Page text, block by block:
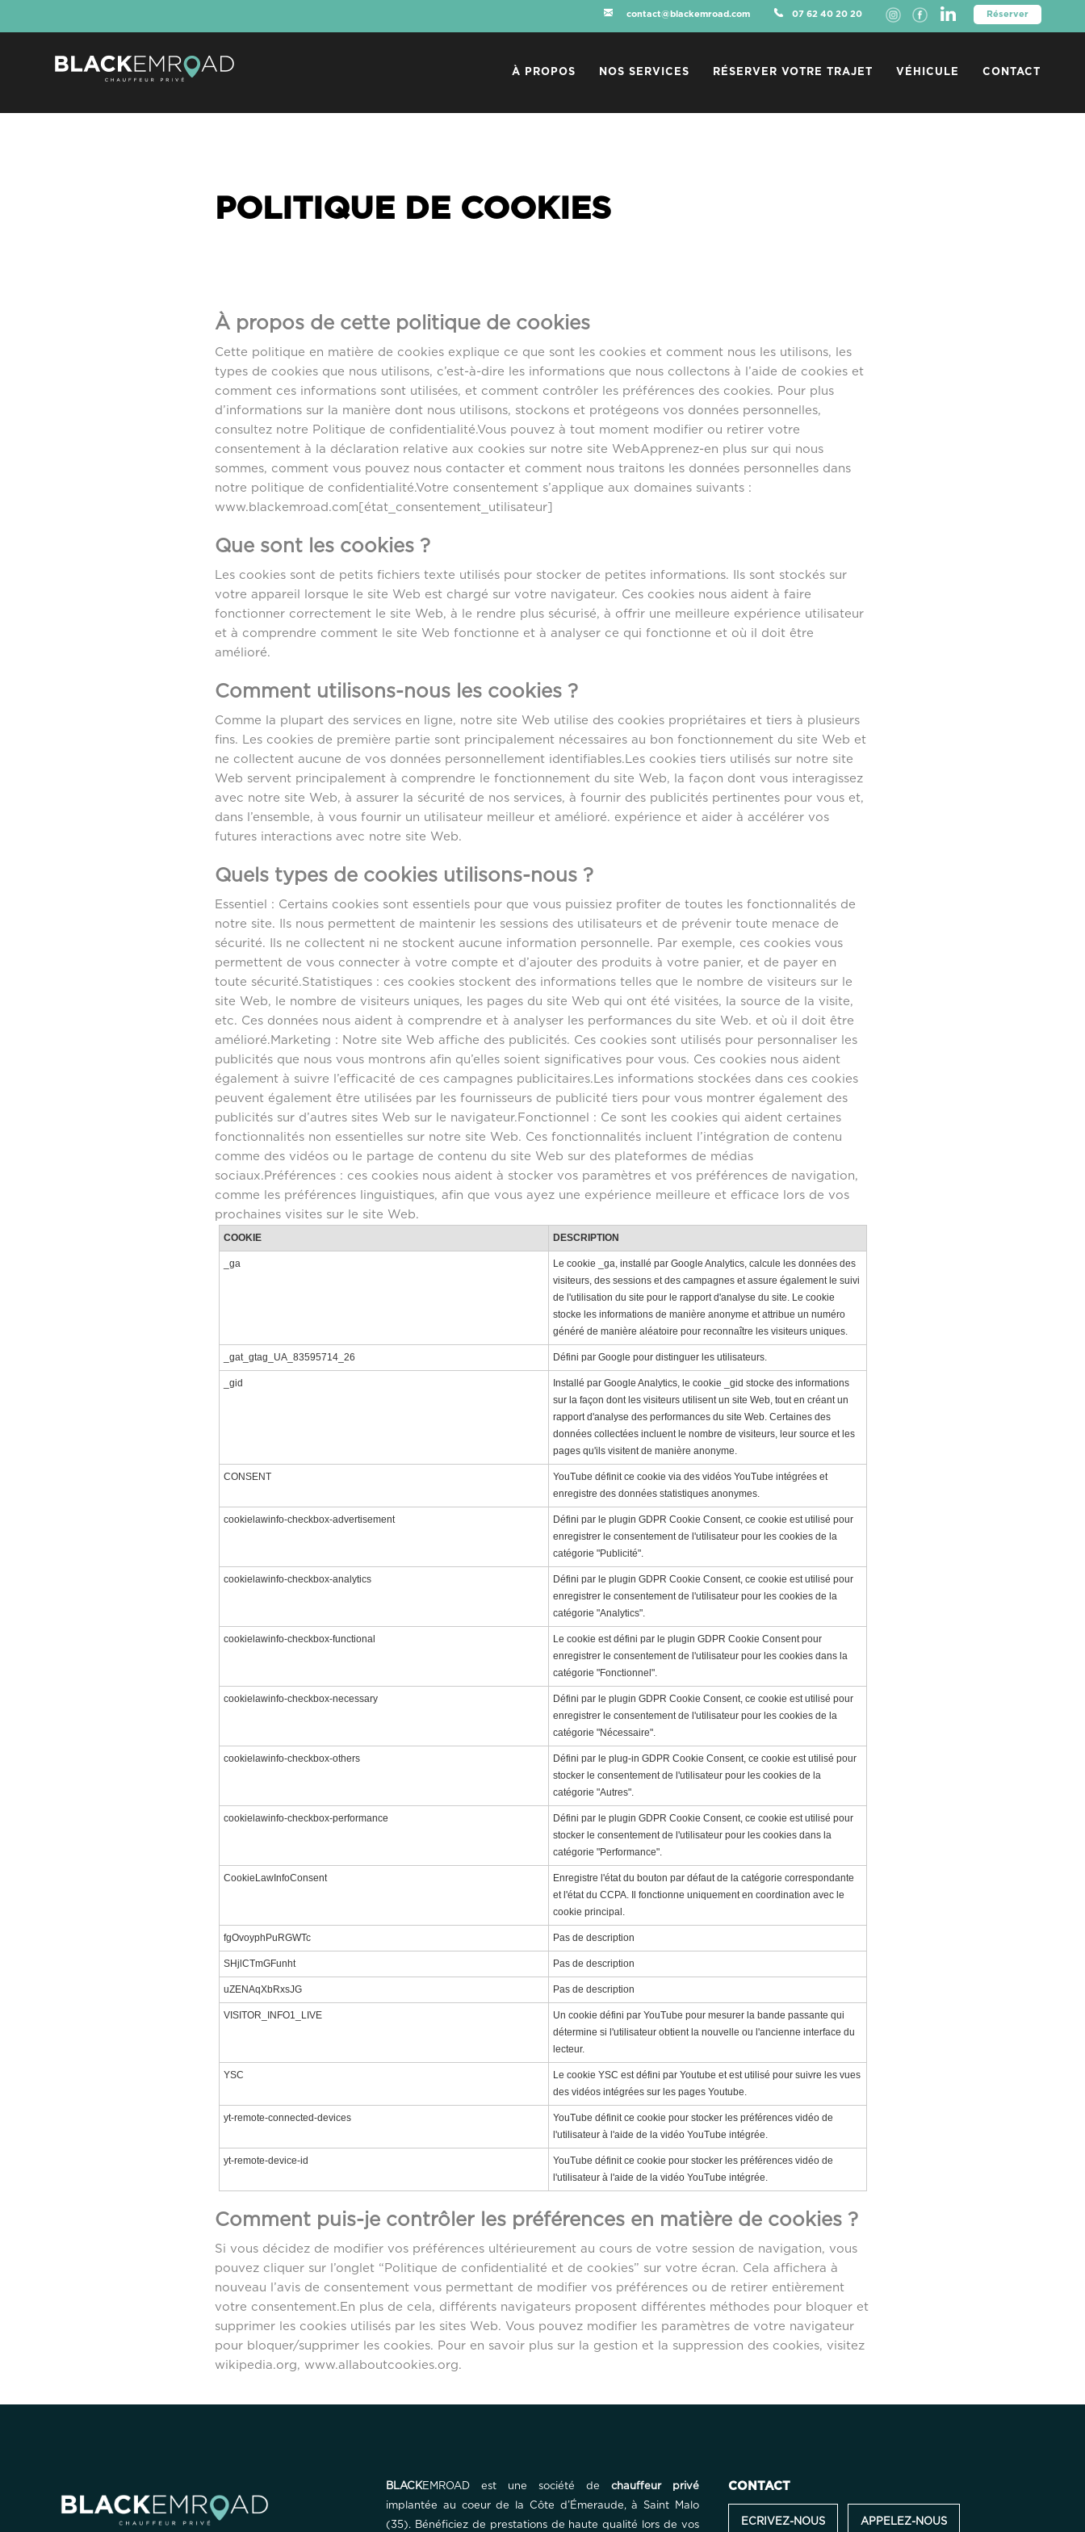
contact@blackemroad.com 07 62 40 20 20 Réserver
À PROPOS NOS SERVICES RÉSERVER VOTRE TRAJET VÉHICULE CONTACT
POLITIQUE DE COOKIES
À propos de cette politique de cookies
Cette politique en matière de cookies explique ce que sont les cookies et comment nous les utilisons, les
types de cookies que nous utilisons, c’est-à-dire les informations que nous collectons à l’aide de cookies et
comment ces informations sont utilisées, et comment contrôler les préférences des cookies. Pour plus
d’informations sur la manière dont nous utilisons, stockons et protégeons vos données personnelles,
consultez notre Politique de confidentialité.Vous pouvez à tout moment modifier ou retirer votre
consentement à la déclaration relative aux cookies sur notre site WebApprenez-en plus sur qui nous
sommes, comment vous pouvez nous contacter et comment nous traitons les données personnelles dans
notre politique de confidentialité.Votre consentement s’applique aux domaines suivants :
www.blackemroad.com[état_consentement_utilisateur]
Que sont les cookies ?
Les cookies sont de petits fichiers texte utilisés pour stocker de petites informations. Ils sont stockés sur
votre appareil lorsque le site Web est chargé sur votre navigateur. Ces cookies nous aident à faire
fonctionner correctement le site Web, à le rendre plus sécurisé, à offrir une meilleure expérience utilisateur
et à comprendre comment le site Web fonctionne et à analyser ce qui fonctionne et où il doit être
amélioré.
Comment utilisons-nous les cookies ?
Comme la plupart des services en ligne, notre site Web utilise des cookies propriétaires et tiers à plusieurs
fins. Les cookies de première partie sont principalement nécessaires au bon fonctionnement du site Web et
ne collectent aucune de vos données personnellement identifiables.Les cookies tiers utilisés sur notre site
Web servent principalement à comprendre le fonctionnement du site Web, la façon dont vous interagissez
avec notre site Web, à assurer la sécurité de nos services, à fournir des publicités pertinentes pour vous et,
dans l’ensemble, à vous fournir un utilisateur meilleur et amélioré. expérience et aider à accélérer vos
futures interactions avec notre site Web.
Quels types de cookies utilisons-nous ?
Essentiel : Certains cookies sont essentiels pour que vous puissiez profiter de toutes les fonctionnalités de
notre site. Ils nous permettent de maintenir les sessions des utilisateurs et de prévenir toute menace de
sécurité. Ils ne collectent ni ne stockent aucune information personnelle. Par exemple, ces cookies vous
permettent de vous connecter à votre compte et d’ajouter des produits à votre panier, et de payer en
toute sécurité.Statistiques : ces cookies stockent des informations telles que le nombre de visiteurs sur le
site Web, le nombre de visiteurs uniques, les pages du site Web qui ont été visitées, la source de la visite,
etc. Ces données nous aident à comprendre et à analyser les performances du site Web. et où il doit être
amélioré.Marketing : Notre site Web affiche des publicités. Ces cookies sont utilisés pour personnaliser les
publicités que nous vous montrons afin qu’elles soient significatives pour vous. Ces cookies nous aident
également à suivre l’efficacité de ces campagnes publicitaires.Les informations stockées dans ces cookies
peuvent également être utilisées par les fournisseurs de publicité tiers pour vous montrer également des
publicités sur d’autres sites Web sur le navigateur.Fonctionnel : Ce sont les cookies qui aident certaines
fonctionnalités non essentielles sur notre site Web. Ces fonctionnalités incluent l’intégration de contenu
comme des vidéos ou le partage de contenu du site Web sur des plateformes de médias
sociaux.Préférences : ces cookies nous aident à stocker vos paramètres et vos préférences de navigation,
comme les préférences linguistiques, afin que vous ayez une expérience meilleure et efficace lors de vos
prochaines visites sur le site Web.
COOKIE DESCRIPTION
_ga
Le cookie _ga, installé par Google Analytics, calcule les données des
visiteurs, des sessions et des campagnes et assure également le suivi
de l'utilisation du site pour le rapport d'analyse du site. Le cookie
stocke les informations de manière anonyme et attribue un numéro
généré de manière aléatoire pour reconnaître les visiteurs uniques.
_gat_gtag_UA_83595714_26 Défini par Google pour distinguer les utilisateurs.
_gid
Installé par Google Analytics, le cookie _gid stocke des informations
sur la façon dont les visiteurs utilisent un site Web, tout en créant un
rapport d'analyse des performances du site Web. Certaines des
données collectées incluent le nombre de visiteurs, leur source et les
pages qu'ils visitent de manière anonyme.
CONSENT
YouTube définit ce cookie via des vidéos YouTube intégrées et
enregistre des données statistiques anonymes.
cookielawinfo-checkbox-advertisement
Défini par le plugin GDPR Cookie Consent, ce cookie est utilisé pour
enregistrer le consentement de l'utilisateur pour les cookies de la
catégorie "Publicité".
cookielawinfo-checkbox-analytics
Défini par le plugin GDPR Cookie Consent, ce cookie est utilisé pour
enregistrer le consentement de l'utilisateur pour les cookies de la
catégorie "Analytics".
cookielawinfo-checkbox-functional
Le cookie est défini par le plugin GDPR Cookie Consent pour
enregistrer le consentement de l'utilisateur pour les cookies dans la
catégorie "Fonctionnel".
cookielawinfo-checkbox-necessary
Défini par le plugin GDPR Cookie Consent, ce cookie est utilisé pour
enregistrer le consentement de l'utilisateur pour les cookies de la
catégorie "Nécessaire".
cookielawinfo-checkbox-others
Défini par le plug-in GDPR Cookie Consent, ce cookie est utilisé pour
stocker le consentement de l'utilisateur pour les cookies de la
catégorie "Autres".
cookielawinfo-checkbox-performance
Défini par le plugin GDPR Cookie Consent, ce cookie est utilisé pour
stocker le consentement de l'utilisateur pour les cookies dans la
catégorie "Performance".
CookieLawInfoConsent
Enregistre l'état du bouton par défaut de la catégorie correspondante
et l'état du CCPA. Il fonctionne uniquement en coordination avec le
cookie principal.
fgOvoyphPuRGWTc Pas de description
SHjlCTmGFunht Pas de description
uZENAqXbRxsJG Pas de description
VISITOR_INFO1_LIVE
Un cookie défini par YouTube pour mesurer la bande passante qui
détermine si l'utilisateur obtient la nouvelle ou l'ancienne interface du
lecteur.
YSC
Le cookie YSC est défini par Youtube et est utilisé pour suivre les vues
des vidéos intégrées sur les pages Youtube.
yt-remote-connected-devices
YouTube définit ce cookie pour stocker les préférences vidéo de
l'utilisateur à l'aide de la vidéo YouTube intégrée.
yt-remote-device-id
YouTube définit ce cookie pour stocker les préférences vidéo de
l'utilisateur à l'aide de la vidéo YouTube intégrée.
Comment puis-je contrôler les préférences en matière de cookies ?
Si vous décidez de modifier vos préférences ultérieurement au cours de votre session de navigation, vous
pouvez cliquer sur l’onglet “Politique de confidentialité et de cookies” sur votre écran. Cela affichera à
nouveau l’avis de consentement vous permettant de modifier vos préférences ou de retirer entièrement
votre consentement.En plus de cela, différents navigateurs proposent différentes méthodes pour bloquer et
supprimer les cookies utilisés par les sites Web. Vous pouvez modifier les paramètres de votre navigateur
pour bloquer/supprimer les cookies. Pour en savoir plus sur la gestion et la suppression des cookies, visitez
wikipedia.org, www.allaboutcookies.org.
BLACKEMROAD est une société de chauffeur privé
implantée au coeur de la Côte d’Émeraude, à Saint Malo
(35). Bénéficiez de prestations de haute qualité lors de vos
CONTACT
ECRIVEZ-NOUS APPELEZ-NOUS